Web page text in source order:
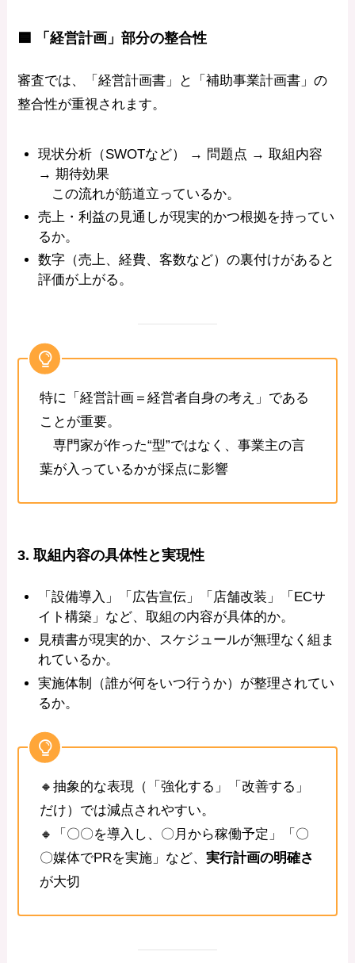
🟦 「経営計画」部分の整合性
審査では、「経営計画書」と「補助事業計画書」の
整合性が重視されます。
現状分析（SWOTなど） → 問題点 → 取組内容
→ 期待効果
この流れが筋道立っているか。
売上・利益の見通しが現実的かつ根拠を持ってい
るか。
数字（売上、経費、客数など）の裏付けがあると
評価が上がる。
特に「経営計画＝経営者自身の考え」である
ことが重要。
専門家が作った“型”ではなく、事業主の言
葉が入っているかが採点に影響
3. 取組内容の具体性と実現性
「設備導入」「広告宣伝」「店舗改装」「ECサ
イト構築」など、取組の内容が具体的か。
見積書が現実的か、スケジュールが無理なく組ま
れているか。
実施体制（誰が何をいつ行うか）が整理されてい
るか。
🔸抽象的な表現（「強化する」「改善する」
だけ）では減点されやすい。
🔸「〇〇を導入し、〇月から稼働予定」「〇
〇媒体でPRを実施」など、 実行計画の明確さ
が大切